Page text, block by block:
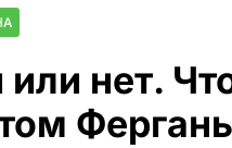
нет.